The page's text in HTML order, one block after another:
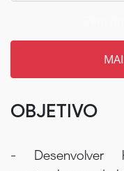
OBJETIVO
- Desenvolver